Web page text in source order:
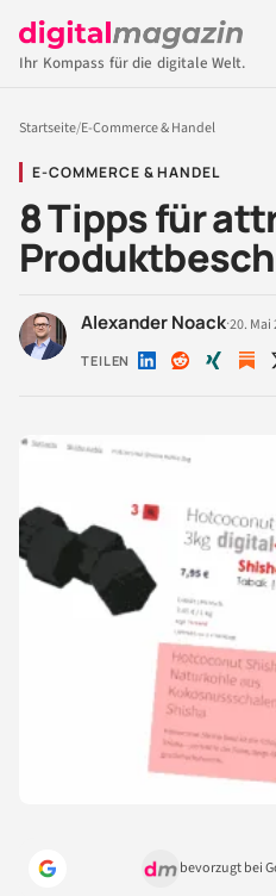
Ihr Kompass für die digitale Welt.
Startseite/E-Commerce & Handel
E-COMMERCE & HANDEL
8 Tipps für
Alexander Noack·20. Mai
TEILEN Auf Auf Auf
bevorzugt bei